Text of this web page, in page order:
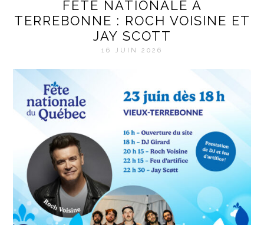
FÊTE NATIONALE À
TERREBONNE : ROCH VOISINE ET
JAY SCOTT
16 JUIN 2026